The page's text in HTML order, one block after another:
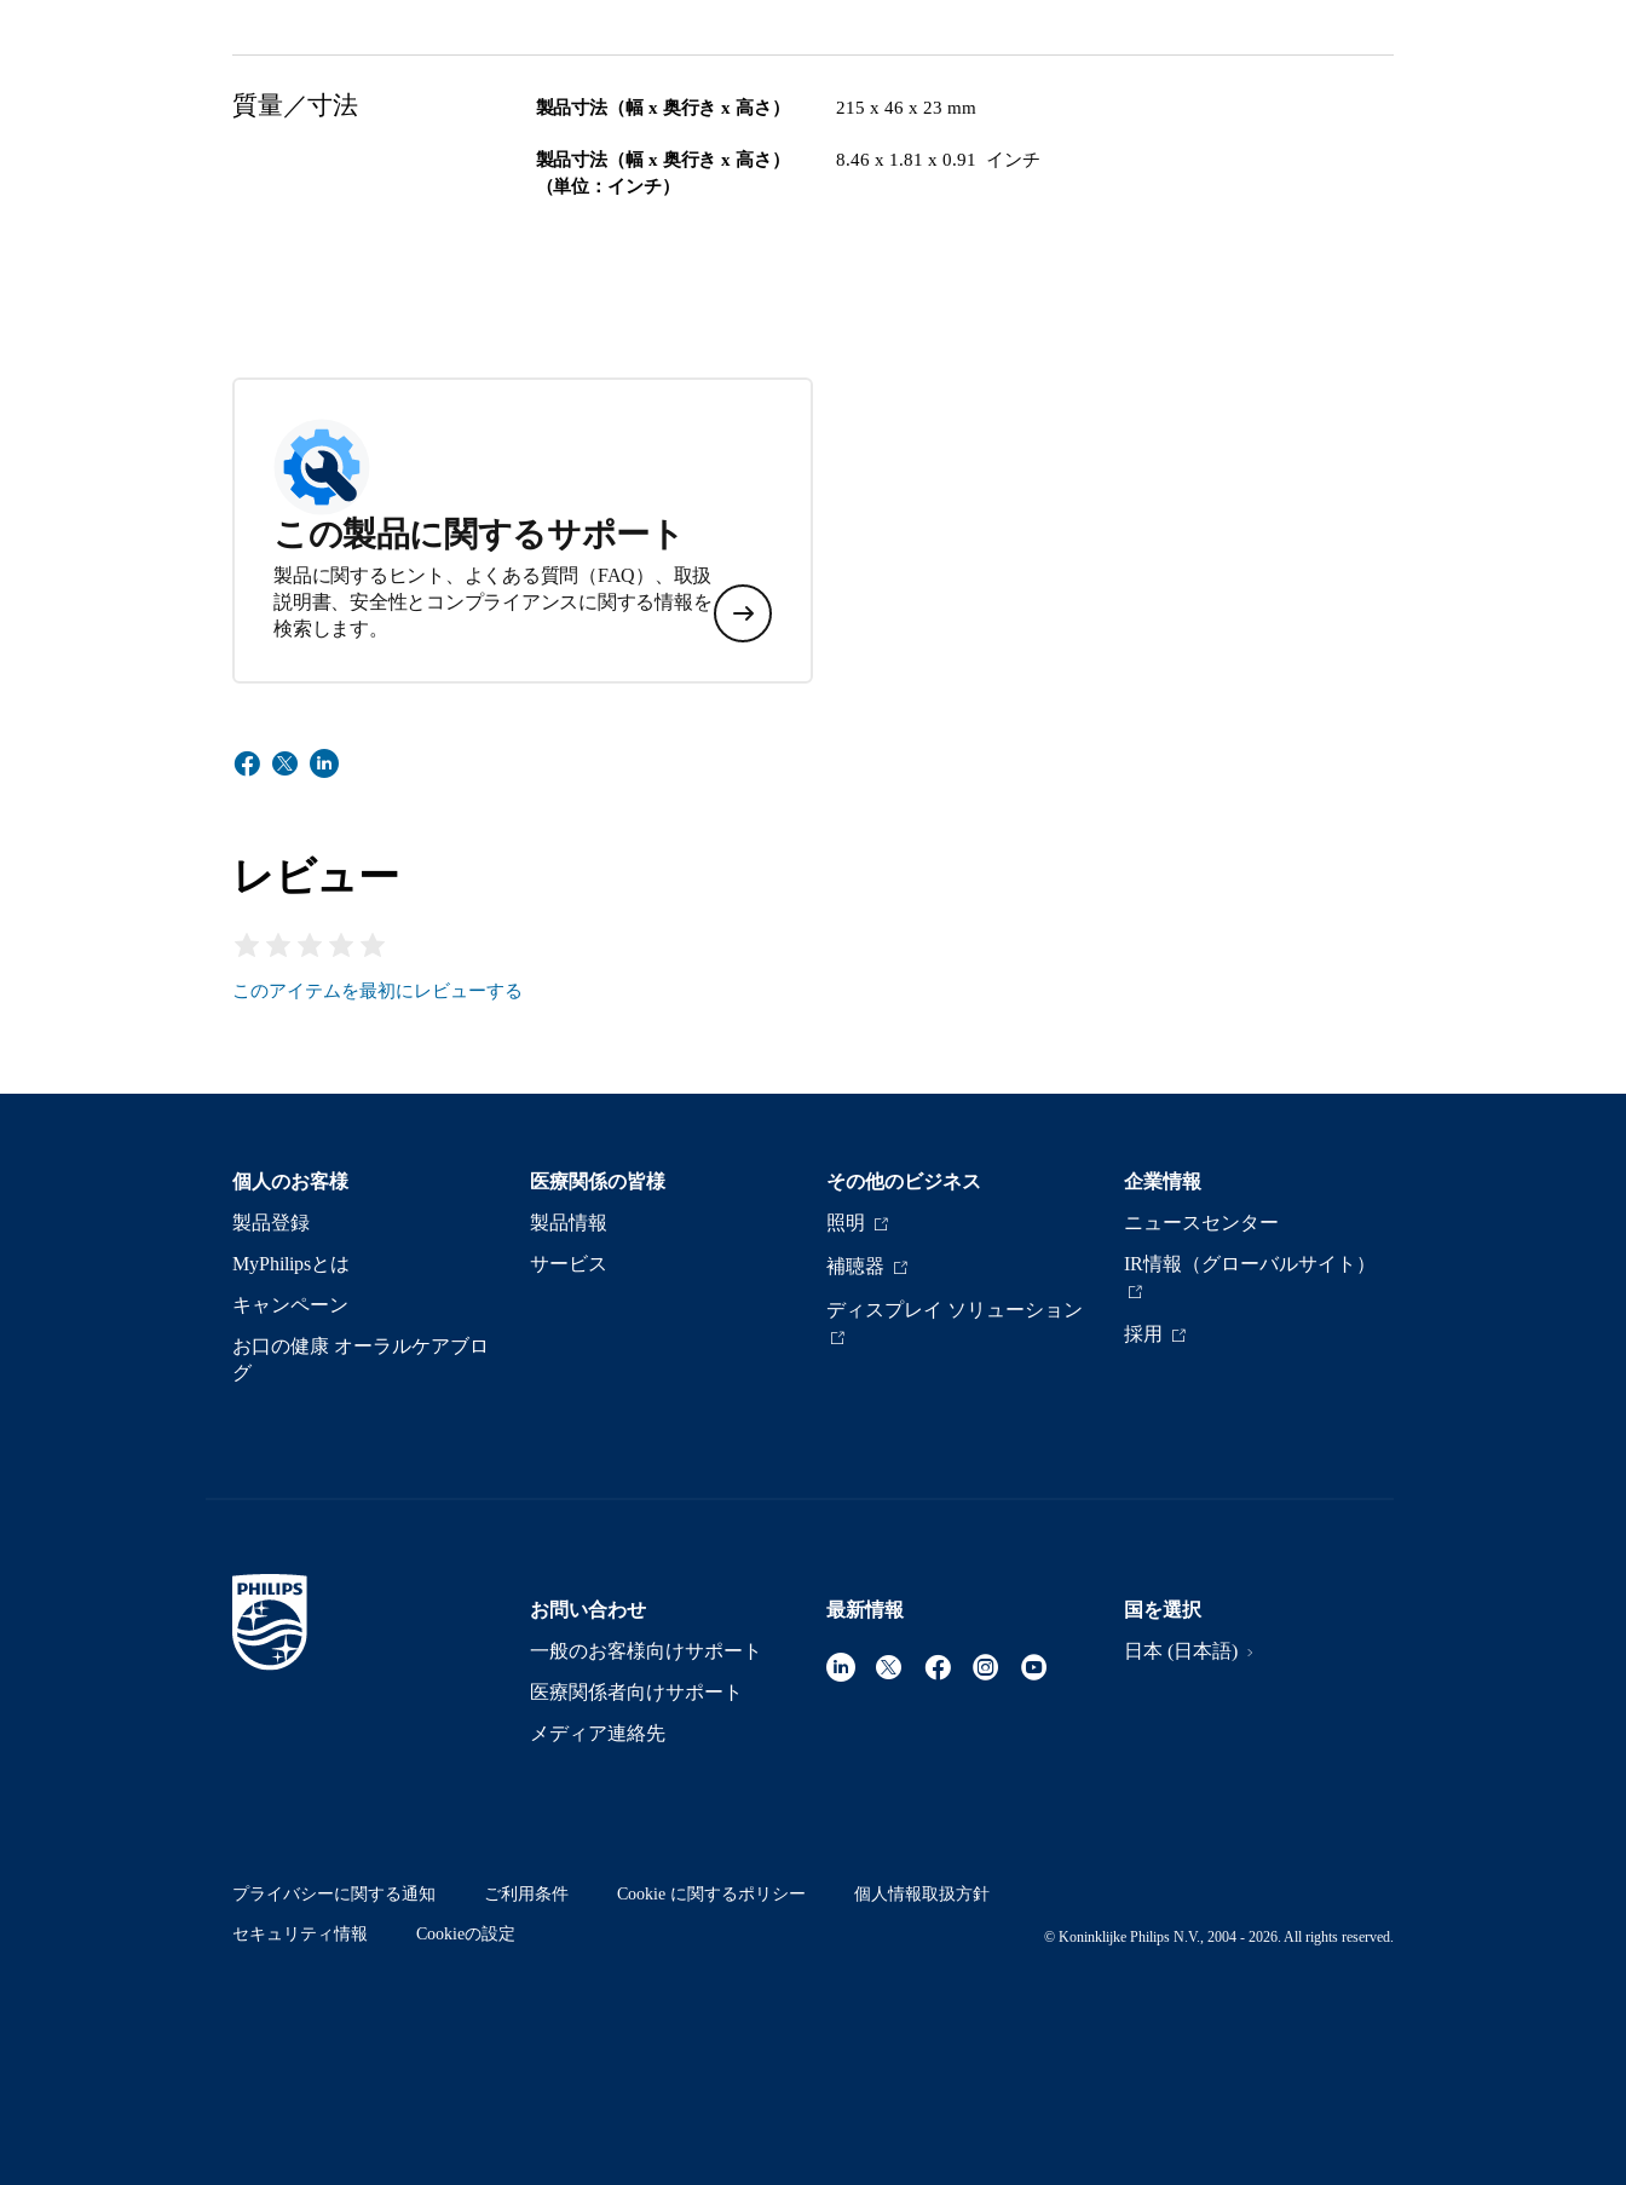
質量／寸法 製品寸法（幅 x 奥行き x 高さ） 215 x 46 x 23 mm
製品寸法（幅 x 奥行き x 高さ）
（単位：インチ）
8.46 x 1.81 x 0.91 インチ
この製品に関するサポート
製品に関するヒント、よくある質問（FAQ）、取扱
説明書、安全性とコンプライアンスに関する情報を
検索します。
レビュー
このアイテムを最初にレビューする
個人のお客様
製品登録
MyPhilipsとは
キャンペーン
お口の健康 オーラルケアブロ
グ
医療関係の皆様
製品情報
サービス
その他のビジネス
照明
補聴器
ディスプレイ ソリューション
企業情報
ニュースセンター
IR情報（グローバルサイト）
採用
お問い合わせ
一般のお客様向けサポート
医療関係者向けサポート
メディア連絡先
最新情報
国を選択
日本 (日本語)
プライバシーに関する通知 ご利用条件 Cookie に関するポリシー 個人情報取扱方針
セキュリティ情報 Cookieの設定 © Koninklijke Philips N.V., 2004 - 2026. All rights reserved.